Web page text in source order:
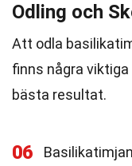
Odling och
Att odla
finns några
bästa resultat.
06